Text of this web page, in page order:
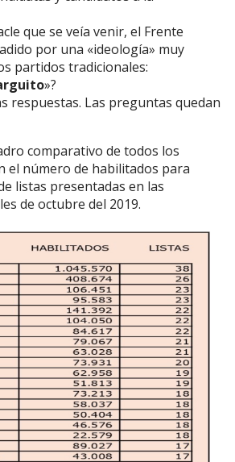
que se veía venir, el Frente
por una «ideología» muy
partidos tradicionales:
»?
respuestas. Las preguntas quedan
comparativo de todos los
el número de habilitados para
listas presentadas en las
de octubre del 2019.